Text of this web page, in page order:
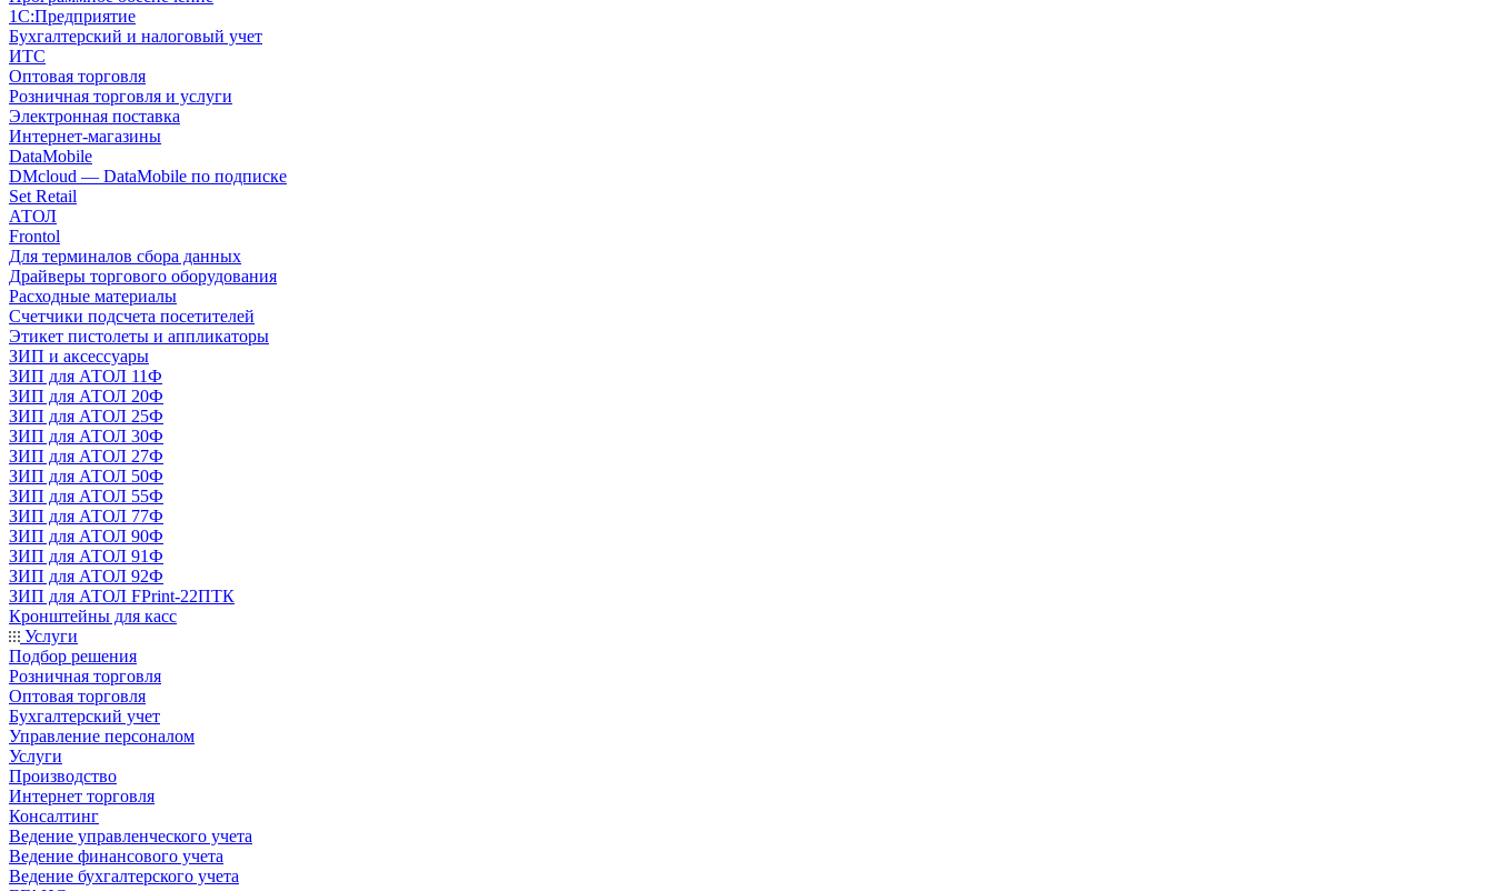
1С:Предприятие
Бухгалтерский и налоговый учет
ИТС
Оптовая торговля
Розничная торговля и услуги
Электронная поставка
Интернет-магазины
DataMobile
DMcloud — DataMobile по подписке
Set Retail
АТОЛ
Frontol
Для терминалов сбора данных
Драйверы торгового оборудования
Расходные материалы
Счетчики подсчета посетителей
Этикет пистолеты и аппликаторы
ЗИП и аксессуары
ЗИП для АТОЛ 11Ф
ЗИП для АТОЛ 20Ф
ЗИП для АТОЛ 25Ф
ЗИП для АТОЛ 30Ф
ЗИП для АТОЛ 27Ф
ЗИП для АТОЛ 50Ф
ЗИП для АТОЛ 55Ф
ЗИП для АТОЛ 77Ф
ЗИП для АТОЛ 90Ф
ЗИП для АТОЛ 91Ф
ЗИП для АТОЛ 92Ф
ЗИП для АТОЛ FPrint-22ПТК
Кронштейны для касс
Услуги
Подбор решения
Розничная торговля
Оптовая торговля
Бухгалтерский учет
Управление персоналом
Услуги
Производство
Интернет торговля
Консалтинг
Ведение управленческого учета
Ведение финансового учета
Ведение бухгалтерского учета